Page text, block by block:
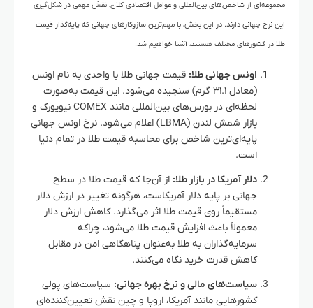
مجموعه‌ای از شاخص‌های بین‌المللی و عوامل اقتصادی کلان، نقش مهمی در شکل‌گیری
این نرخ جهانی دارند. در این بخش، با مهم‌ترین سازوکارهای جهانی که پایه‌گذار قیمت
طلا در کشورهای مختلف هستند، آشنا خواهیم شد.
اونس جهانی طلا: قیمت جهانی طلا با واحدی به نام اونس
(معادل ۳۱.۱ گرم) سنجیده می‌شود. این قیمت به‌صورت
لحظه‌ای در بورس‌های بین‌المللی مانند COMEX نیویورک و
بازار شمش لندن (LBMA) اعلام می‌شود. نرخ اونس جهانی
پایه‌ای‌ترین شاخص برای محاسبه قیمت طلا در تمام دنیا
است.
دلار آمریکا در بازار طلا: از آن‌جا که قیمت طلا در سطح
جهانی بر پایه دلار آمریکاست، هرگونه تغییر در ارزش دلار
مستقیماً روی قیمت طلا اثر می‌گذارد. کاهش ارزش دلار
معمولاً باعث افزایش قیمت طلا می‌شود، چراکه
سرمایه‌گذاران به طلا به‌عنوان پناهگاهی امن در مقابل
کاهش قدرت خرید نگاه می‌کنند.
سیاست‌های مالی و نرخ بهره جهانی: سیاست‌های پولی
کشورهایی مانند آمریکا، اروپا و چین نقش تعیین‌کننده‌ای